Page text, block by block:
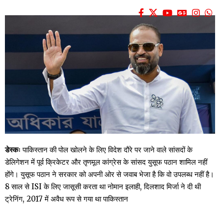
डेस्कः पाकिस्तान की पोल खोलने के लिए विदेश दौरे पर जाने वाले सांसदों के
डेलिगेशन में पूर्व क्रिकेटर और तृणमूल कांग्रेस के सांसद युसूफ पठान शामिल नहीं
होंगे। युसूफ पठान ने सरकार को अपनी ओर से जवाब भेजा है कि वो उपलब्ध नहीं है।
8 साल से ISI के लिए जासूसी करता था नोमान इलाही, दिलशाद मिर्जा ने दी थी
ट्रेनिंग, 2017 में अवैध रूप से गया था पाकिस्तान